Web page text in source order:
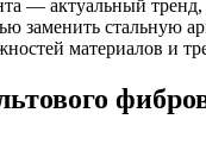
— актуальный
заменить стальную
материалов и